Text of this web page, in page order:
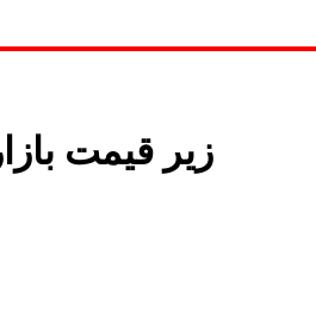
زیر قیمت